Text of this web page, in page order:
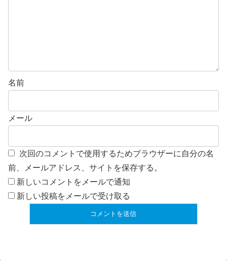
名前
メール
次回のコメントで使用するためブラウザーに自分の名
前、メールアドレス、サイトを保存する。
新しいコメントをメールで通知
新しい投稿をメールで受け取る